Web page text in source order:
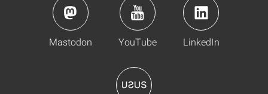
Mastodon YouTube LinkedIn